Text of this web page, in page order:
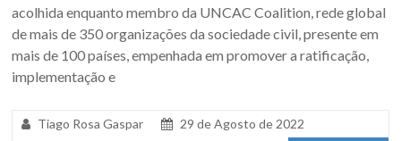
acolhida enquanto membro da UNCAC Coalition, rede global
de mais de 350 organizações da sociedade civil, presente em
mais de 100 países, empenhada em promover a ratificação,
implementação e
Tiago Rosa Gaspar
29 de Agosto de 2022